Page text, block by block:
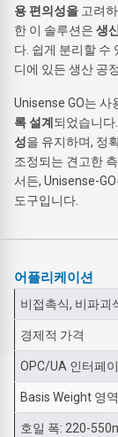
용 편의성을 고려
한 이 솔루션은 생
다. 쉽게 분리할 수
디에 있든 생산 공
Unisense GO는 사
록 설계 되었습니다
성을 유지하며, 정
조정되는 견고한
서든, Unisense-
도구입니다.
어플리케이션
비접촉식, 비파괴
경제적 가격
OPC/UA 인터페
Basis Weight 영
호일 폭: 220-